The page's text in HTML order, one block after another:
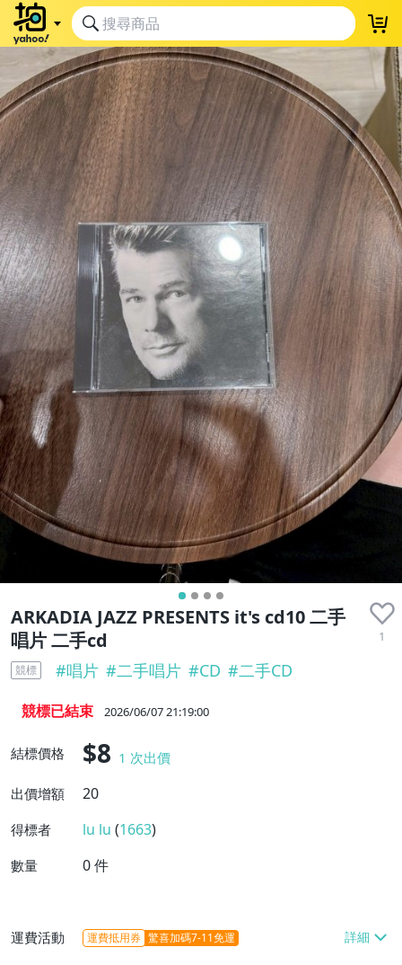
ARKADIA JAZZ PRESENTS it's cd10 二手
唱片 二手cd
1
競標 #唱片 #二手唱片 #CD #二手CD
競標已結束 2026/06/07 21:19:00
結標價格 $8 1 次出價
出價增額
20
得標者 lu lu (1663)
數量 0件
運費活動 運費抵用券 驚喜加碼7-11免運